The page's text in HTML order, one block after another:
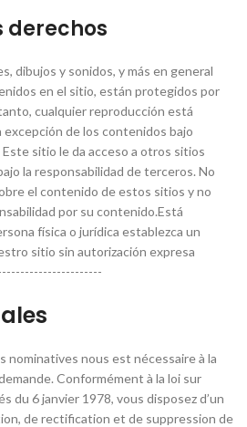
derechos
dibujos y sonidos, y más en general
en el sitio, están protegidos por
cualquier reproducción está
de los contenidos bajo
sitio le da acceso a otros sitios
la responsabilidad de terceros. No
el contenido de estos sitios y no
por su contenido.Está
física o jurídica establezca un
sitio sin autorización expresa
nominatives nous est nécessaire à la
Conformément à la loi sur
du 6 janvier 1978, vous disposez d’un
de rectification et de suppression de